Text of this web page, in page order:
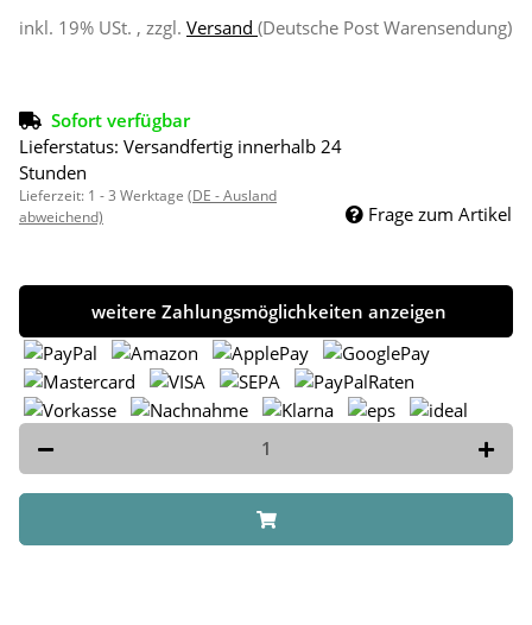
inkl. 19% USt. , zzgl. Versand (Deutsche Post Warensendung)
Sofort verfügbar
Lieferstatus: Versandfertig innerhalb 24
Stunden
Lieferzeit: 1 - 3 Werktage (DE - Ausland
abweichend)
Frage zum Artikel
weitere Zahlungsmöglichkeiten anzeigen